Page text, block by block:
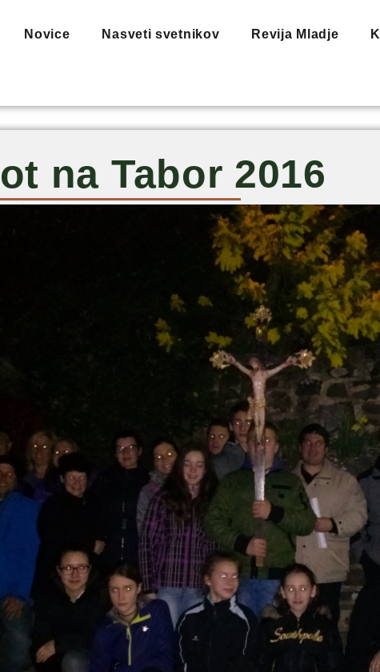
Novice Nasveti svetnikov Revija Mladje
na Tabor 2016